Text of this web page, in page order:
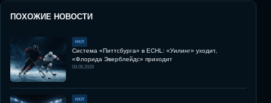
ПОХОЖИЕ НОВОСТИ
НХЛ
Система «Питтсбурга» в ECHL: «Уилинг» уходит,
«Флорида Эверблейдс» приходит
08.08.2026
НХЛ